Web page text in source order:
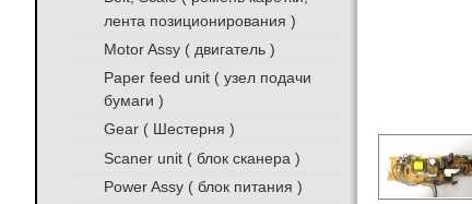
лента позиционирования )
Motor Assy ( двигатель )
Paper feed unit ( узел подачи
бумаги )
Gear ( Шестерня )
Scaner unit ( блок сканера )
Power Assy ( блок питания )